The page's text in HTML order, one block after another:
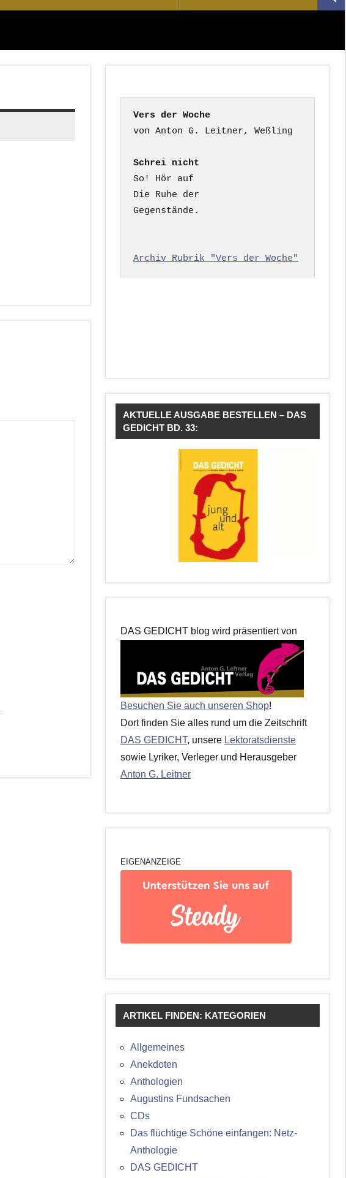
nach:
Vers der Woche
Schrei nicht
So! Hör auf
Die Ruhe der
Gegenstände.
Archiv Rubrik "Vers der Woche"
AKTUELLE AUSGABE BESTELLEN – DAS
GEDICHT BD. 33:
DAS GEDICHT blog wird präsentiert von
Besuchen Sie auch unseren Shop!
Dort finden Sie alles rund um die Zeitschrift
DAS GEDICHT, unsere Lektoratsdienste
sowie Lyriker, Verleger und Herausgeber
Anton G. Leitner
EIGENANZEIGE
ARTIKEL FINDEN: KATEGORIEN
Allgemeines
Anekdoten
Anthologien
Augustins Fundsachen
CDs
Das flüchtige Schöne einfangen: Netz-
Anthologie
DAS GEDICHT